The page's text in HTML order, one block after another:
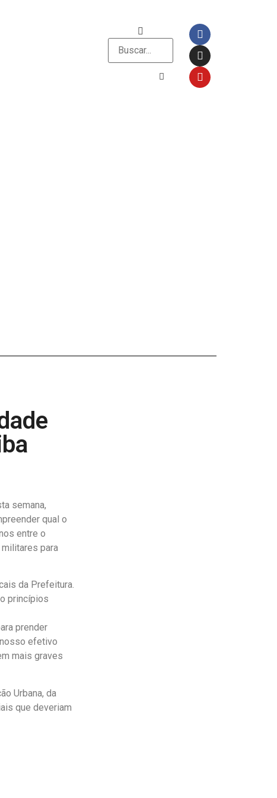
semana,
qual o
entre o
para
da Prefeitura.
princípios
prender
efetivo
mais graves
Urbana, da
que deveriam